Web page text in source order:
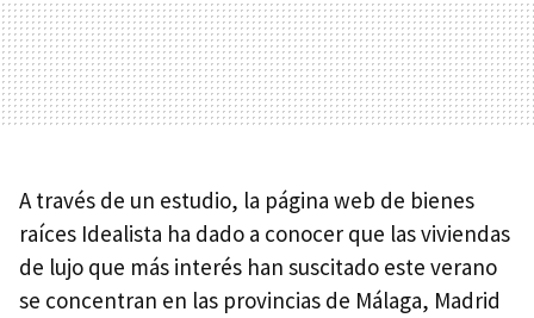
A través de un estudio, la página web de bienes
raíces Idealista ha dado a conocer que las viviendas
de lujo que más interés han suscitado este verano
se concentran en las provincias de Málaga, Madrid